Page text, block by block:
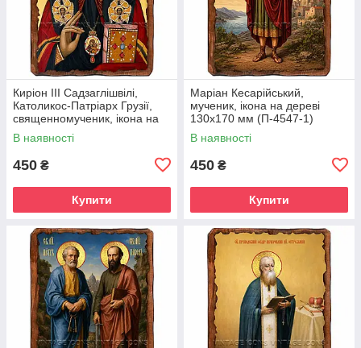
Киріон III Садзаглішвілі,
Католикос-Патріарх Грузії,
священномученик, ікона на
дереві 130х170 мм (П-4544-
1)
В наявності
450 ₴
Купити
Маріан Кесарійський,
мученик, ікона на дереві
130х170 мм (П-4547-1)
В наявності
450 ₴
Купити